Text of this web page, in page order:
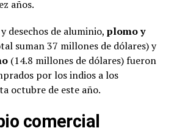
años.
desechos de aluminio, plomo y
suman 37 millones de dólares) y
(14.8 millones de dólares) fueron
por los indios a los
octubre de este año.
comercial